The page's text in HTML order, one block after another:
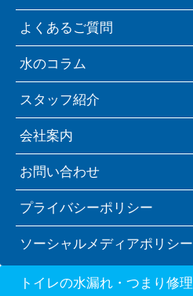
よくあるご質問
水のコラム
スタッフ紹介
会社案内
お問い合わせ
プライバシーポリシー
ソーシャルメディアポリシー
トイレの水漏れ・つまり修理